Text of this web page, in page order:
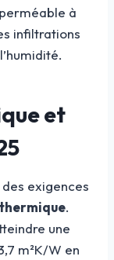
à
infiltrations
et
exigences
.
une
m²K/W en